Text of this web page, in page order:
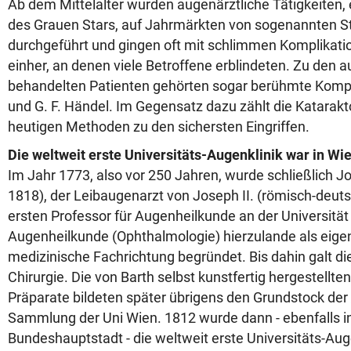
Ab dem Mittelalter wurden augenärztliche Tätigkeiten,
des Grauen Stars, auf Jahrmärkten von sogenannten
durchgeführt und gingen oft mit schlimmen
einher, an denen viele Betroffene erblindeten. Zu den
behandelten Patienten gehörten sogar berühmte
und G. F. Händel. Im Gegensatz dazu zählt die
heutigen Methoden zu den sichersten Eingriffen.
Die weltweit erste Universitäts-Augenklinik war in
Im Jahr 1773, also vor 250 Jahren, wurde schließlich
1818), der Leibaugenarzt von Joseph II. (römisch-
ersten Professor für Augenheilkunde an der
Augenheilkunde (Ophthalmologie) hierzulande als
medizinische Fachrichtung begründet. Bis dahin galt
Chirurgie. Die von Barth selbst kunstfertig
Präparate bildeten später übrigens den Grundstock
Sammlung der Uni Wien. 1812 wurde dann - ebenfalls
Bundeshauptstadt - die weltweit erste Universitäts-